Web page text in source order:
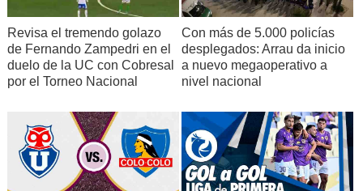
Revisa el tremendo golazo
de Fernando Zampedri en el
duelo de la UC con Cobresal
por el Torneo Nacional
Con más de 5.000 policías
desplegados: Arrau da inicio
a nuevo megaoperativo a
nivel nacional